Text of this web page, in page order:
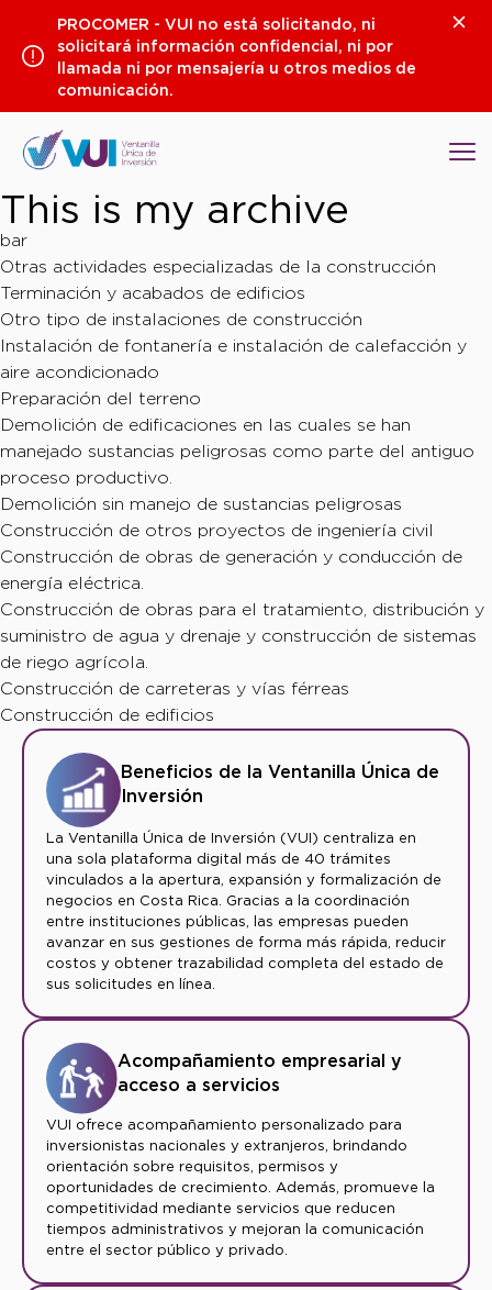
contenido
PROCOMER - VUI no está solicitando, ni
solicitará información confidencial, ni por
llamada ni por mensajería u otros medios de
comunicación.
This is my archive
bar
Otras actividades especializadas de la construcción
Terminación y acabados de edificios
Otro tipo de instalaciones de construcción
Instalación de fontanería e instalación de calefacción y
aire acondicionado
Preparación del terreno
Demolición de edificaciones en las cuales se han
manejado sustancias peligrosas como parte del antiguo
proceso productivo.
Demolición sin manejo de sustancias peligrosas
Construcción de otros proyectos de ingeniería civil
Construcción de obras de generación y conducción de
energía eléctrica.
Construcción de obras para el tratamiento, distribución y
suministro de agua y drenaje y construcción de sistemas
de riego agrícola.
Construcción de carreteras y vías férreas
Construcción de edificios
Beneficios de la Ventanilla Única de
Inversión
La Ventanilla Única de Inversión (VUI) centraliza en
una sola plataforma digital más de 40 trámites
vinculados a la apertura, expansión y formalización de
negocios en Costa Rica. Gracias a la coordinación
entre instituciones públicas, las empresas pueden
avanzar en sus gestiones de forma más rápida, reducir
costos y obtener trazabilidad completa del estado de
sus solicitudes en línea.
Acompañamiento empresarial y
acceso a servicios
VUI ofrece acompañamiento personalizado para
inversionistas nacionales y extranjeros, brindando
orientación sobre requisitos, permisos y
oportunidades de crecimiento. Además, promueve la
competitividad mediante servicios que reducen
tiempos administrativos y mejoran la comunicación
entre el sector público y privado.